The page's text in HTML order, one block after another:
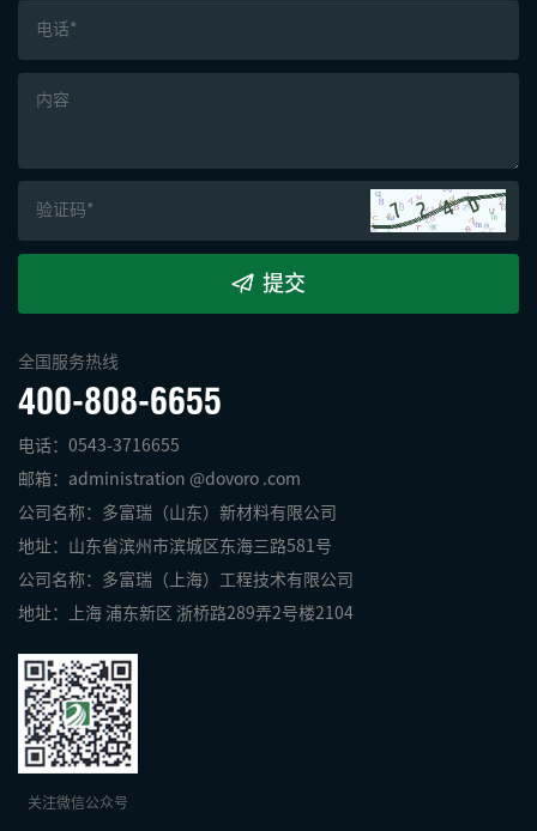
提交
全国服务热线
400-808-6655
电话：0543-3716655
邮箱：administration @dovoro .com
公司名称：多富瑞（山东）新材料有限公司
地址：山东省滨州市滨城区东海三路581号
公司名称：多富瑞（上海）工程技术有限公司
地址：上海 浦东新区 浙桥路289弄2号楼2104
关注微信公众号